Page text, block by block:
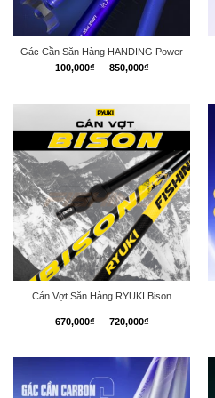
Gác Cần Săn Hàng HANDING Power
100,000₫ – 850,000₫Khoảng
850,000₫
Cán Vợt Săn Hàng RYUKI Bison
670,000₫ – 720,000₫Khoảng
670,000₫
đến
720,000₫